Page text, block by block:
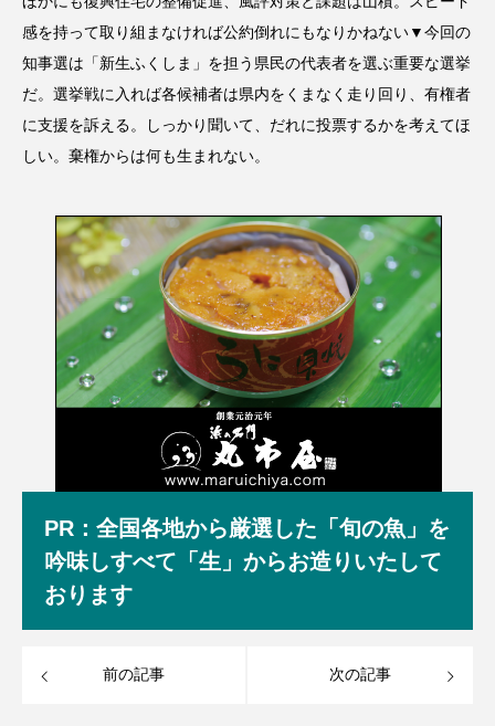
感を持って取り組まなければ公約倒れにもなりかねない▼今回の
知事選は「新生ふくしま」を担う県民の代表者を選ぶ重要な選挙
だ。選挙戦に入れば各候補者は県内をくまなく走り回り、有権者
に支援を訴える。しっかり聞いて、だれに投票するかを考えてほ
しい。棄権からは何も生まれない。
PR：全国各地から厳選した「旬の魚」を
吟味しすべて「生」からお造りいたして
おります
前の記事 次の記事